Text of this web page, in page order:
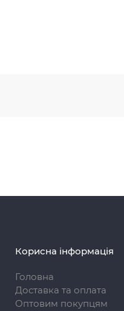
Корисна інформація
Головна
Доставка та оплата
Оптовим покупцям